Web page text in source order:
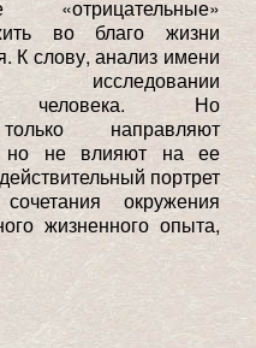
«отрицательные»
во благо жизни
К слову, анализ имени
исследовании
человека. Но
направляют
но не влияют на ее
портрет
окружения
жизненного опыта,